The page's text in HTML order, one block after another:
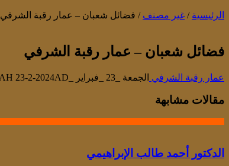
الرئيسية / غير مصنف / فضائل شعبان – عمار رقبة الشرفي
فضائل شعبان – عمار رقبة الشرفي
عمار رقبة الشرفي الجمعة _23 _فبراير _2024AH 23-2-2024AD
مقالات مشابهة
الدكتور أحمد طالب الإبراهيمي